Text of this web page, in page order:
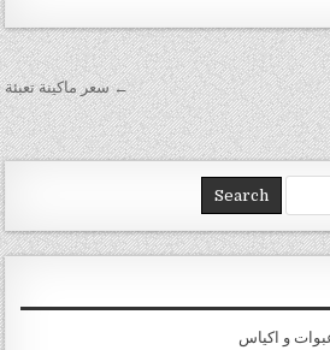
← سعر ماكينة تعبئة